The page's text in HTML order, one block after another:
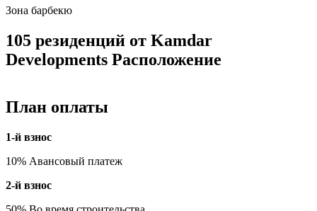
Зона барбекю
105 резиденций от Kamdar
Developments Расположение
План оплаты
1-й взнос
10% Авансовый платеж
2-й взнос